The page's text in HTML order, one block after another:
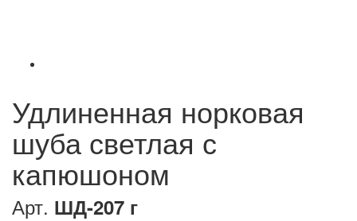
Удлиненная норковая
шуба светлая с
капюшоном
Арт. ШД-207 г